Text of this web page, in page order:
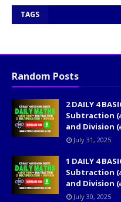
TAGS
Random Posts
2 DAILY 4
Subtraction
and Division
July 31, 2025
1 DAILY 4
Subtraction
and Division
July 30, 2025